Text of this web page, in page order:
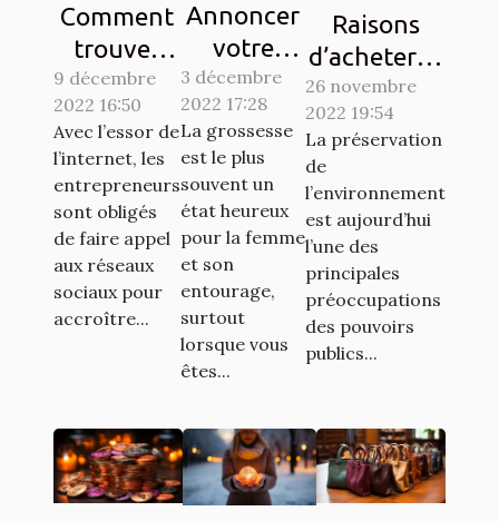
Comment
trouver
des clients
sur les
réseaux
sociaux ?
9 décembre
2022 16:50
Avec l’essor de
l’internet, les
entrepreneurs
sont obligés
de faire appel
aux réseaux
sociaux pour
accroître...
Annoncer
votre
grossesse
à votre
entourage
: Comment
y procéder
?
3 décembre
2022 17:28
La grossesse
est le plus
souvent un
état heureux
pour la femme
et son
entourage,
surtout
lorsque vous
êtes...
Raisons
d’acheter la
vignette
Crit’Air
26 novembre
2022 19:54
La préservation
de
l’environnement
est aujourd’hui
l’une des
principales
préoccupations
des pouvoirs
publics...